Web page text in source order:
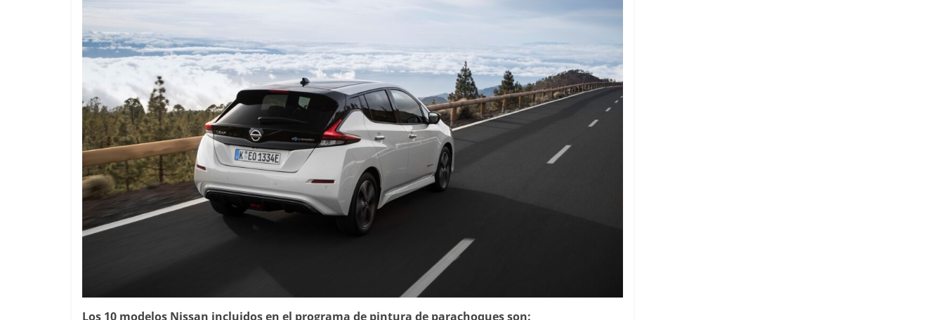
Los 10 modelos Nissan incluidos en el programa de pintura de parachoques son: